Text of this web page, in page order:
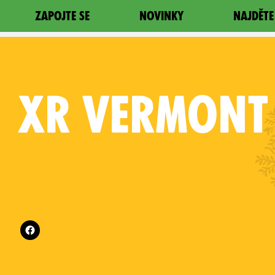
ZAPOJTE SE NOVINKY
XR VERMONT
Follow XR Vermont on
on